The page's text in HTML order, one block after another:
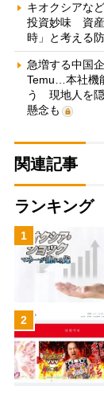
キオクシアな
投資妙味 資産
時」と考える
急増する中国
Temu…本社機
う 現地人を隠
懸念も
関連記事
ランキング
1
2